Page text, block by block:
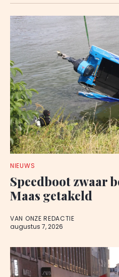
NIEUWS
Speedboot zwaar
Maas getakeld
VAN ONZE REDACTIE
augustus 7, 2026